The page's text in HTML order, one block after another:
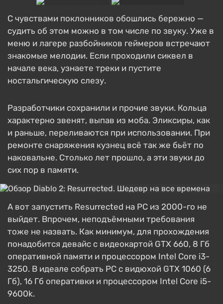
С чувствами поклонников обошлись бережно —
судить об этом можно в том числе по звуку. Уже в
меню и лагере разбойников геймеров встречают
знакомые мелодии. Если проходили сиквел в
начале века, узнаете треки и пустите
ностальгическую слезу.
Разработчики сохранили и прочие звуки. Кольца
характерно звенят, выпав из моба. Эликсиры, как
и раньше, переливаются при использовании. При
ремонте снаряжения кузнец всё так же бьёт по
наковальне. Столько лет прошло, а эти звуки до
сих пор в памяти.
А вот запустить Resurrected на PC из 2000-го не
выйдет. Впрочем, неподъёмными требования
тоже не назвать. Как минимум, для прохождения
понадобится девайс с видеокартой GTX 660, 8 Гб
оперативной памяти и процессором Intel Core i3-
3250. В идеале собрать PC с видюхой GTX 1060 (6
Гб), 16 Гб оперативки и процессором Intel Core i5-
9600k.